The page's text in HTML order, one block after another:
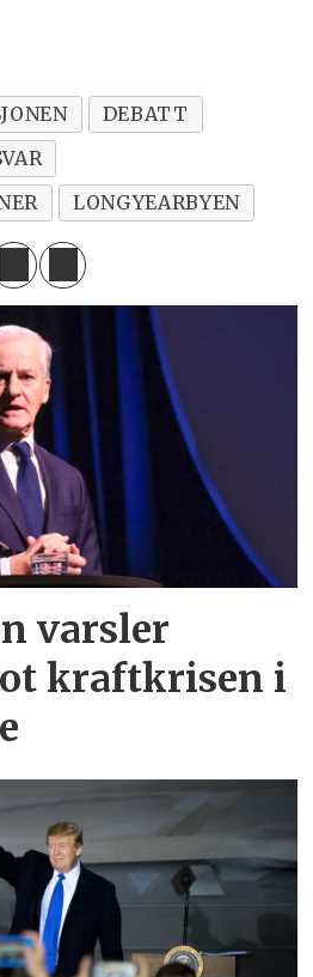
DEBATT
LONGYEARBYEN
varsler
kraftkrisen i